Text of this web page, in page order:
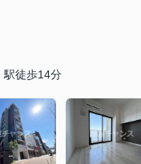
駅徒歩14分